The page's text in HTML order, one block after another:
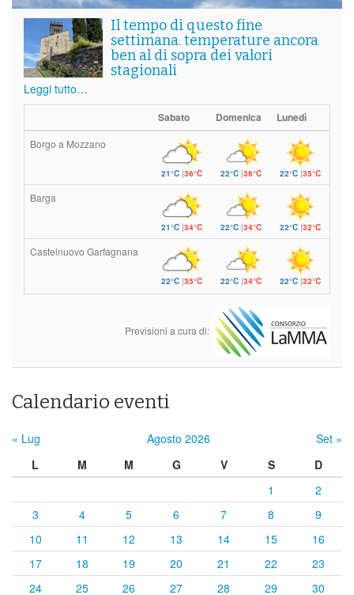
Il tempo di questo fine
settimana. temperature ancora
ben al di sopra dei valori
stagionali
Leggi tutto…
Sabato Domenica Lunedì
Borgo a Mozzano
21°C|36°C 22°C|36°C 22°C |35°C
Barga
21°C|34°C 22°C|34°C 22°C |32°C
Castelnuovo Garfagnana
22°C|35°C 22°C|34°C 22°C |32°C
Previsioni a cura di:
Calendario eventi
« Lug Agosto 2026
Set »
L
M M G V S
D
1
2
3
4 5 6 7 8
9
10
11 12 13 14 15
16
17
18 19 20 21 22
23
24
25 26 27 28 29 30